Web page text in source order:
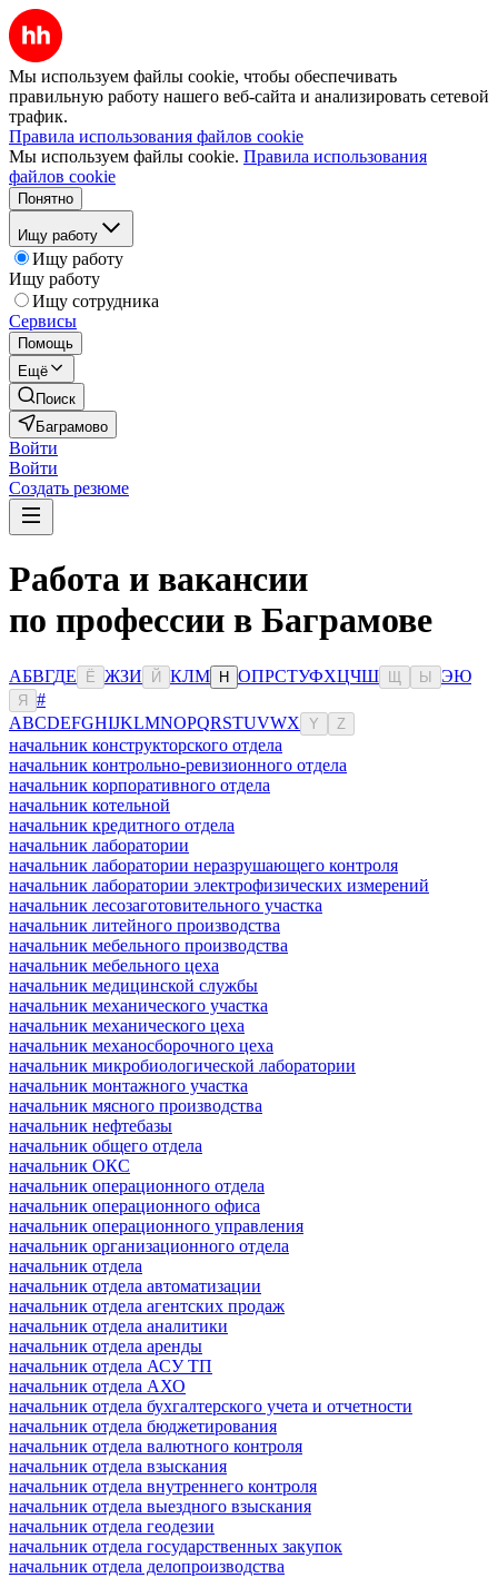
Мы используем файлы cookie, чтобы обеспечивать
правильную работу нашего веб-сайта и анализировать сетевой
трафик.
Правила использования файлов cookie
Мы используем файлы cookie. Правила использования
файлов cookie
Понятно
Ищу работу
Ищу работу
Ищу работу
Ищу сотрудника
Сервисы
Помощь
Ещё
Поиск
Баграмово
Войти
Войти
Создать резюме
Работа и вакансии
по профессии в Баграмове
АБВГДЕ Ё ЖЗИ Й КЛМ Н ОПРСТУФХЦЧШ Ы ЭЮ
Я
#
ABCDEFGHIJKLMNOPQRSTUVWX Y Z
начальник конструкторского отдела
начальник контрольно-ревизионного отдела
начальник корпоративного отдела
начальник котельной
начальник кредитного отдела
начальник лаборатории
начальник лаборатории неразрушающего контроля
начальник лаборатории электрофизических измерений
начальник лесозаготовительного участка
начальник литейного производства
начальник мебельного производства
начальник мебельного цеха
начальник медицинской службы
начальник механического участка
начальник механического цеха
начальник механосборочного цеха
начальник микробиологической лаборатории
начальник монтажного участка
начальник мясного производства
начальник нефтебазы
начальник общего отдела
начальник ОКС
начальник операционного отдела
начальник операционного офиса
начальник операционного управления
начальник организационного отдела
начальник отдела
начальник отдела автоматизации
начальник отдела агентских продаж
начальник отдела аналитики
начальник отдела аренды
начальник отдела АСУ ТП
начальник отдела АХО
начальник отдела бухгалтерского учета и отчетности
начальник отдела бюджетирования
начальник отдела валютного контроля
начальник отдела взыскания
начальник отдела внутреннего контроля
начальник отдела выездного взыскания
начальник отдела геодезии
начальник отдела государственных закупок
начальник отдела делопроизводства